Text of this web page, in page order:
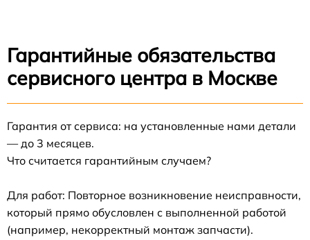
Гарантийные обязательства
сервисного центра в Москве
Гарантия от сервиса: на установленные нами детали
— до 3 месяцев.
Что считается гарантийным случаем?
Для работ: Повторное возникновение неисправности,
который прямо обусловлен с выполненной работой
(например, некорректный монтаж запчасти).